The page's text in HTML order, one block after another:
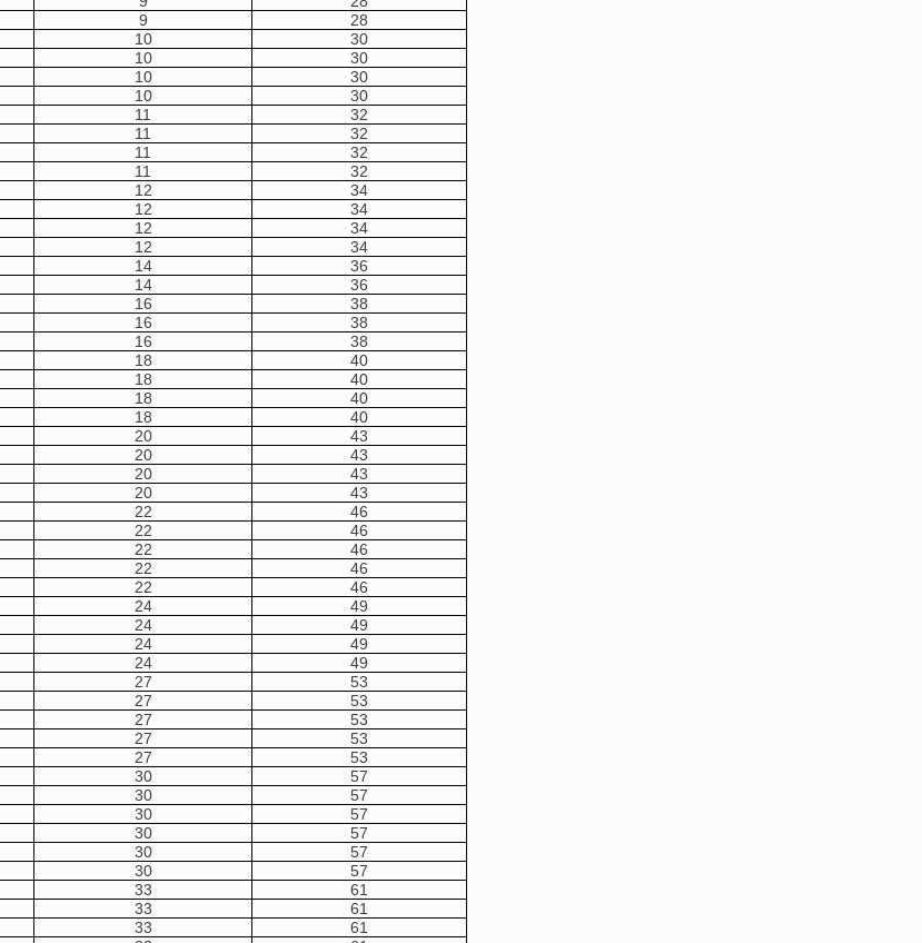
9
28
10
30
10
30
10
30
10
30
11
32
11
32
11
32
11
32
12
34
12
34
12
34
12
34
14
36
14
36
16
38
16
38
16
38
18
40
18
40
18
40
18
40
20
43
20
43
20
43
20
43
22
46
22
46
22
46
22
46
22
46
24
49
24
49
24
49
24
49
27
53
27
53
27
53
27
53
27
53
30
57
30
57
30
57
30
57
30
57
30
57
33
61
33
61
33
61